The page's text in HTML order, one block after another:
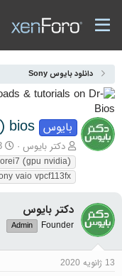
دانلود بایوس Sony
بایوس bios
آغازگر گفتمان
دکتر بایوس
(gpu nvidia)
vaio vpcf113fx
دکتر بایوس
Founder
Admin
13 ژانویه 2020